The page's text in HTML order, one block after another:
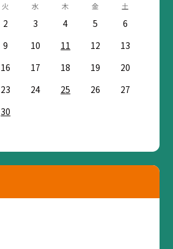
火 水 木 金 土
2 3 4 5
6
9 10 11 12
13
16 17 18 19
20
23 24 25 26
27
30